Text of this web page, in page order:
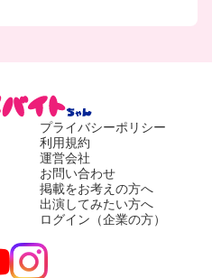
プライバシーポリシー
利用規約
運営会社
お問い合わせ
掲載をお考えの方へ
出演してみたい方へ
ログイン（企業の方）